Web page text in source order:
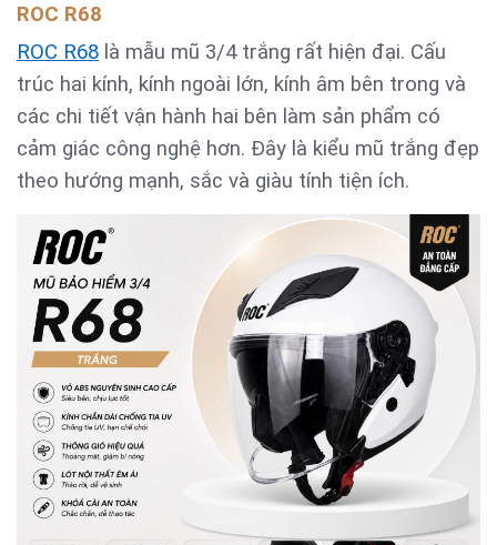
ROC R68
ROC R68 là mẫu mũ 3/4 trắng rất hiện đại. Cấu
trúc hai kính, kính ngoài lớn, kính âm bên trong và
các chi tiết vận hành hai bên làm sản phẩm có
cảm giác công nghệ hơn. Đây là kiểu mũ trắng đẹp
theo hướng mạnh, sắc và giàu tính tiện ích.